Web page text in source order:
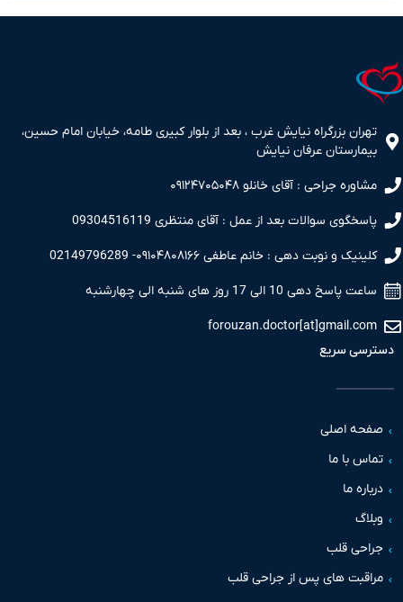
بزرگراه نیایش غرب ، بعد از بلوار کبیری طامه، خیابان امام حسین،
عرفان نیایش
جراحی : آقای خانلو ۰۹۱۲۴۷۰۵۰۴۸
سوالات بعد از عمل : آقای منتظری 09304516119
و نوبت دهی : خانم عاطفی ۰۹۱۰۴۸۰۸۱۶۶- 02149796289
دهی 10 الی 17 روز های شنبه الی چهارشنبه
سریع
اصلی
با ما
ما
قلب
های پس از جراحی قلب